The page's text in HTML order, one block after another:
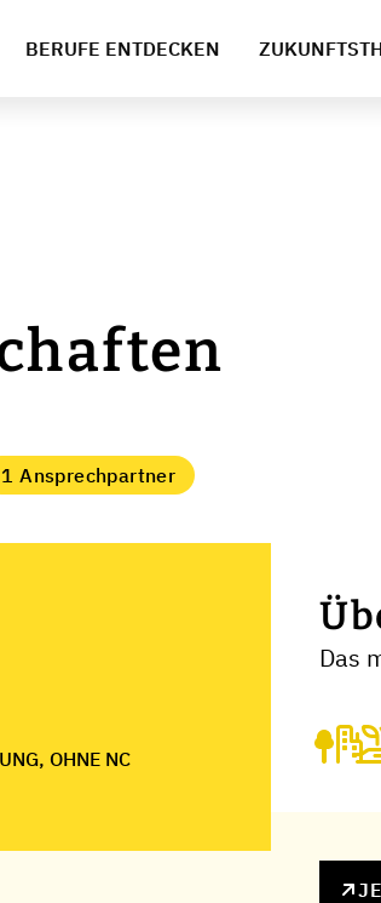
BERUFE ENTDECKEN
1 Ansprechpartner
OHNE NC
Das